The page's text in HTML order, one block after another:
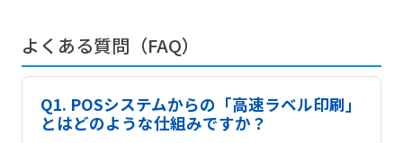
よくある質問（FAQ）
Q1. POSシステムからの「高速ラベル印刷」
とはどのような仕組みですか？